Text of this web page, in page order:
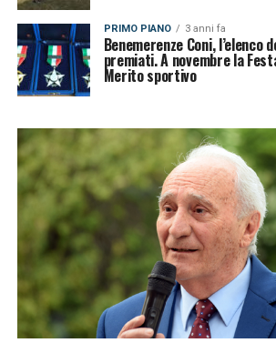
PRIMO PIANO 3 anni fa
Benemerenze Coni,
premiati. A novembre la
Merito sportivo